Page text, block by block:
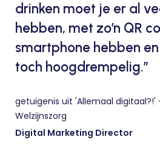
drinken moet je er al
hebben, met zo’n QR
smartphone hebben
toch hoogdrempelig.”
getuigenis uit 'Allemaal
Welzijnszorg
Digital Marketing Director